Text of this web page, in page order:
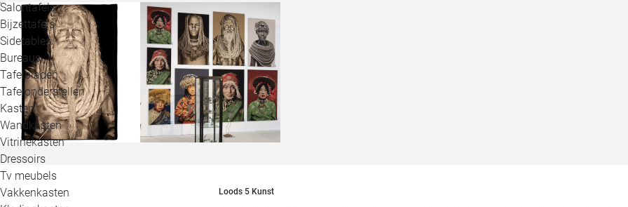
Salontafels
Bijzettafels
Sidetables
Bureaus
Tafelbladen
Tafelonderstellen
Kasten
Wandkasten
Vitrinekasten
Dressoirs
Tv meubels
Vakkenkasten
Loods 5 Kunst